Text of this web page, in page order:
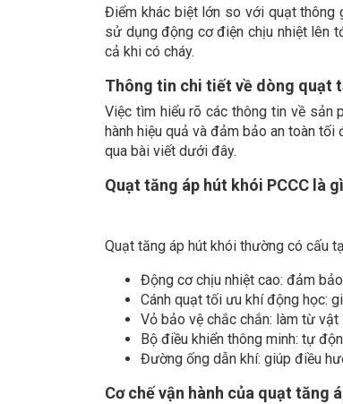
Điểm khác biệt lớn so với quạt thông
sử dụng động cơ điện chịu nhiệt lên
cả khi có cháy.
Thông tin chi tiết về dòng quạt
Việc tìm hiểu rõ các thông tin về sản
hành hiệu quả và đảm bảo an toàn
qua bài viết dưới đây.
Quạt tăng áp hút khói PCCC là
Quạt tăng áp hút khói thường có cấu
Động cơ chịu nhiệt cao: đảm
Cánh quạt tối ưu khí động học:
Vỏ bảo vệ chắc chắn: làm từ vật
Bộ điều khiển thông minh: tự
Đường ống dẫn khí: giúp điều
Cơ chế vận hành của quạt tăng